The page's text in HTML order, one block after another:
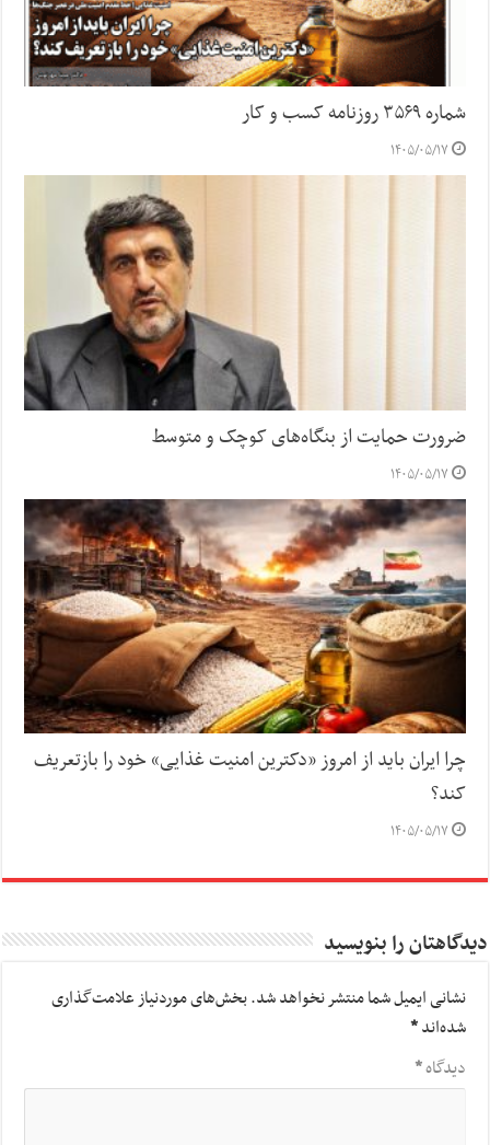
شماره ۳۵۶۹ روزنامه کسب و کار
۱۴۰۵/۰۵/۱۷
ضرورت حمایت از بنگاه‌های کوچک و متوسط
۱۴۰۵/۰۵/۱۷
چرا ایران باید از امروز «دکترین امنیت غذایی» خود را بازتعریف
کند؟
۱۴۰۵/۰۵/۱۷
دیدگاهتان را بنویسید
نشانی ایمیل شما منتشر نخواهد شد.بخش‌های موردنیاز علامت‌گذاری
شده‌اند*
دیدگاه*